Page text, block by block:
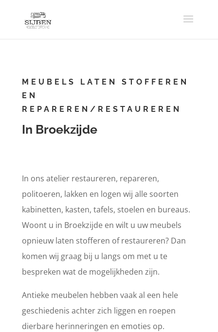
MEUBELS LATEN STOFFEREN
EN
REPAREREN/RESTAUREREN
In Broekzijde
In ons atelier restaureren, repareren,
politoeren, lakken en logen wij alle soorten
kabinetten, kasten, tafels, stoelen en bureaus.
Woont u in Broekzijde en wilt u uw meubels
opnieuw laten stofferen of restaureren? Dan
komen wij graag bij u langs om met u te
bespreken wat de mogelijkheden zijn.
Antieke meubelen hebben vaak al een hele
geschiedenis achter zich liggen en roepen
dierbare herinneringen en emoties op.